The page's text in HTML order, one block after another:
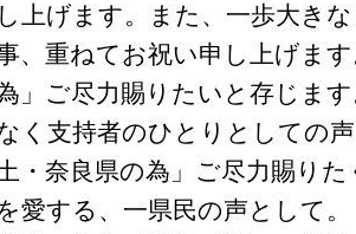
し上げます。
また、一歩大き
、重ねてお祝い申し上げま
」ご尽力賜りたいと存じま
く支持者のひとりとしての
・奈良県の為」ご尽力賜り
愛する、一県民の声として。